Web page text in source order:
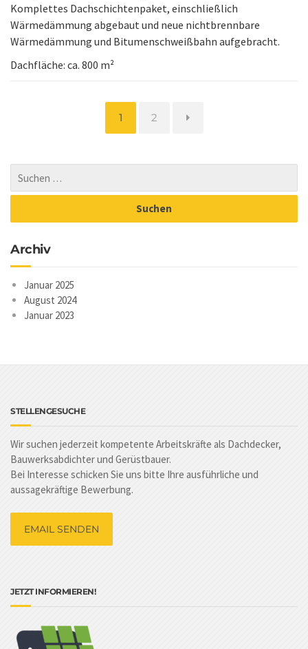
Komplettes Dachschichtenpaket, einschließlich
Wärmedämmung abgebaut und neue nichtbrennbare
Wärmedämmung und Bitumenschweißbahn aufgebracht.
Dachfläche: ca. 800 m²
Seite
1 Seite
2
Archiv
Januar 2025
August 2024
Januar 2023
STELLENGESUCHE
Wir suchen jederzeit kompetente Arbeitskräfte als Dachdecker,
Bauwerksabdichter und Gerüstbauer.
Bei Interesse schicken Sie uns bitte Ihre ausführliche und
aussagekräftige Bewerbung.
EMAIL SENDEN
JETZT INFORMIEREN!